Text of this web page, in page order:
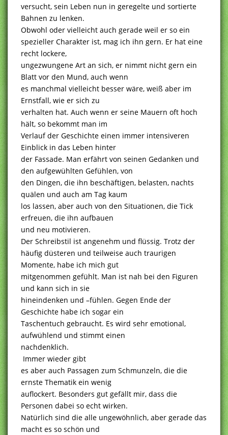
versucht, sein Leben nun in geregelte und sortierte
Bahnen zu lenken.
Obwohl oder vielleicht auch gerade weil er so ein
spezieller Charakter ist, mag ich ihn gern. Er hat eine
recht lockere,
ungezwungene Art an sich, er nimmt nicht gern ein
Blatt vor den Mund, auch wenn
es manchmal vielleicht besser wäre, weiß aber im
Ernstfall, wie er sich zu
verhalten hat. Auch wenn er seine Mauern oft hoch
hält, so bekommt man im
Verlauf der Geschichte einen immer intensiveren
Einblick in das Leben hinter
der Fassade. Man erfährt von seinen Gedanken und
den aufgewühlten Gefühlen, von
den Dingen, die ihn beschäftigen, belasten, nachts
quälen und auch am Tag kaum
los lassen, aber auch von den Situationen, die Tick
erfreuen, die ihn aufbauen
und neu motivieren.
Der Schreibstil ist angenehm und flüssig. Trotz der
häufig düsteren und teilweise auch traurigen
Momente, habe ich mich gut
mitgenommen gefühlt. Man ist nah bei den Figuren
und kann sich in sie
hineindenken und –fühlen. Gegen Ende der
Geschichte habe ich sogar ein
Taschentuch gebraucht. Es wird sehr emotional,
aufwühlend und stimmt einen
nachdenklich.
Immer wieder gibt
es aber auch Passagen zum Schmunzeln, die die
ernste Thematik ein wenig
auflockert. Besonders gut gefällt mir, dass die
Personen dabei so echt wirken.
Natürlich sind die alle ungewöhnlich, aber gerade das
macht es so schön und